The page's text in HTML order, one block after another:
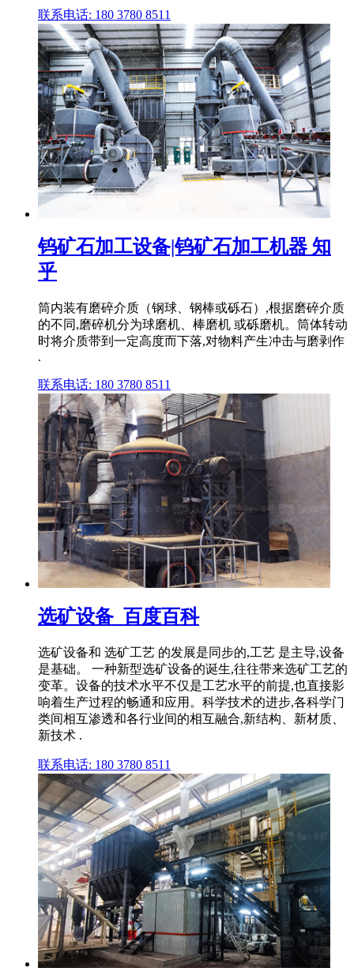
联系电话: 180 3780 8511
钨矿石加工设备|钨矿石加工机器 知
乎
筒内装有磨碎介质（钢球、钢棒或砾石）,根据磨碎介质
的不同,磨碎机分为球磨机、棒磨机 或砾磨机。筒体转动
时将介质带到一定高度而下落,对物料产生冲击与磨剥作
.
联系电话: 180 3780 8511
选矿设备_百度百科
选矿设备和 选矿工艺 的发展是同步的,工艺 是主导,设备
是基础。 一种新型选矿设备的诞生,往往带来选矿工艺的
变革。设备的技术水平不仅是工艺水平的前提,也直接影
响着生产过程的畅通和应用。科学技术的进步,各科学门
类间相互渗透和各行业间的相互融合,新结构、新材质、
新技术 .
联系电话: 180 3780 8511